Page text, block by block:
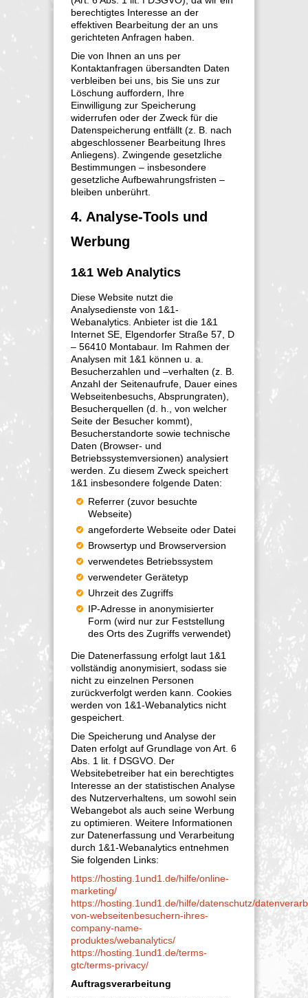
berechtigtes Interesse an der
effektiven Bearbeitung der an uns
gerichteten Anfragen haben.
Die von Ihnen an uns per
Kontaktanfragen übersandten Daten
verbleiben bei uns, bis Sie uns zur
Löschung auffordern, Ihre
Einwilligung zur Speicherung
widerrufen oder der Zweck für die
Datenspeicherung entfällt (z. B. nach
abgeschlossener Bearbeitung Ihres
Anliegens). Zwingende gesetzliche
Bestimmungen – insbesondere
gesetzliche Aufbewahrungsfristen –
bleiben unberührt.
4. Analyse-Tools und
Werbung
1&1 Web Analytics
Diese Website nutzt die
Analysedienste von 1&1-
Webanalytics. Anbieter ist die 1&1
Internet SE, Elgendorfer Straße 57, D
– 56410 Montabaur. Im Rahmen der
Analysen mit 1&1 können u. a.
Besucherzahlen und –verhalten (z. B.
Anzahl der Seitenaufrufe, Dauer eines
Webseitenbesuchs, Absprungraten),
Besucherquellen (d. h., von welcher
Seite der Besucher kommt),
Besucherstandorte sowie technische
Daten (Browser- und
Betriebssystemversionen) analysiert
werden. Zu diesem Zweck speichert
1&1 insbesondere folgende Daten:
Referrer (zuvor besuchte
Webseite)
angeforderte Webseite oder Datei
Browsertyp und Browserversion
verwendetes Betriebssystem
verwendeter Gerätetyp
Uhrzeit des Zugriffs
IP-Adresse in anonymisierter
Form (wird nur zur Feststellung
des Orts des Zugriffs verwendet)
Die Datenerfassung erfolgt laut 1&1
vollständig anonymisiert, sodass sie
nicht zu einzelnen Personen
zurückverfolgt werden kann. Cookies
werden von 1&1-Webanalytics nicht
gespeichert.
Die Speicherung und Analyse der
Daten erfolgt auf Grundlage von Art. 6
Abs. 1 lit. f DSGVO. Der
Websitebetreiber hat ein berechtigtes
Interesse an der statistischen Analyse
des Nutzerverhaltens, um sowohl sein
Webangebot als auch seine Werbung
zu optimieren. Weitere Informationen
zur Datenerfassung und Verarbeitung
durch 1&1-Webanalytics entnehmen
Sie folgenden Links:
https://hosting.1und1.de/hilfe/online-
marketing/
https://hosting.1und1.de/hilfe/datenschutz/
von-webseitenbesuchern-ihres-
company-name-
produktes/webanalytics/
https://hosting.1und1.de/terms-
gtc/terms-privacy/
Auftragsverarbeitung